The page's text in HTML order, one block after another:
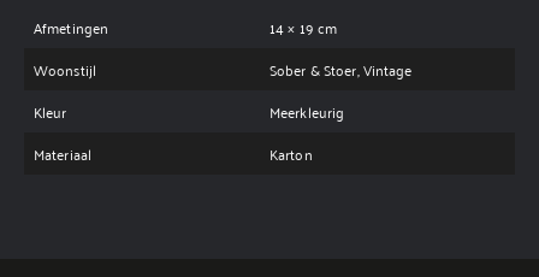
Afmetingen
14 × 19 cm
Woonstijl
Sober & Stoer, Vintage
Kleur
Meerkleurig
Materiaal
Karton